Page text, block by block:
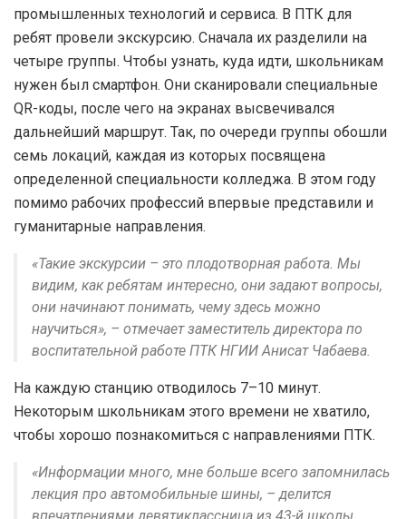
промышленных технологий и сервиса. В ПТК для
ребят провели экскурсию. Сначала их разделили на
четыре группы. Чтобы узнать, куда идти, школьникам
нужен был смартфон. Они сканировали специальные
QR-коды, после чего на экранах высвечивался
дальнейший маршрут. Так, по очереди группы обошли
семь локаций, каждая из которых посвящена
определенной специальности колледжа. В этом году
помимо рабочих профессий впервые представили и
гуманитарные направления.
«Такие экскурсии – это плодотворная работа. Мы
видим, как ребятам интересно, они задают вопросы,
они начинают понимать, чему здесь можно
научиться», – отмечает заместитель директора по
воспитательной работе ПТК НГИИ Анисат Чабаева.
На каждую станцию отводилось 7–10 минут.
Некоторым школьникам этого времени не хватило,
чтобы хорошо познакомиться с направлениями ПТК.
«Информации много, мне больше всего запомнилась
лекция про автомобильные шины, – делится
впечатлениями девятиклассница из 43-й школы